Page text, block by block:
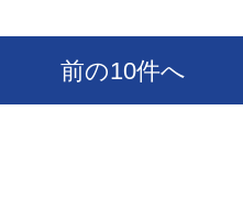
前の10件へ